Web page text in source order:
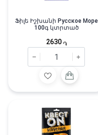
Ֆիլե Իշխանի Русское Море
100գ կտրտած
2630 ֏